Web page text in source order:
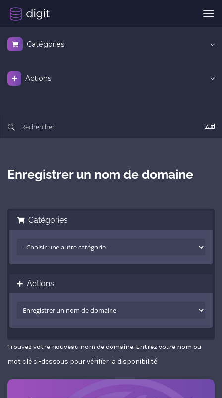
Catégories
Actions
Enregistrer un nom de domaine
Catégories
Actions
Trouvez votre nouveau nom de domaine. Entrez votre nom ou
mot clé ci-dessous pour vérifier la disponibilité.